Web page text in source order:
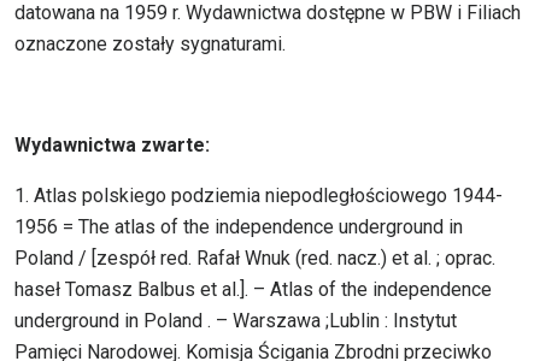
datowana na 1959 r. Wydawnictwa dostępne w PBW i Filiach
oznaczone zostały sygnaturami.
Wydawnictwa zwarte:
1. Atlas polskiego podziemia niepodległościowego 1944-
1956 = The atlas of the independence underground in
Poland / [zespół red. Rafał Wnuk (red. nacz.) et al. ; oprac.
haseł Tomasz Balbus et al.]. – Atlas of the independence
underground in Poland . – Warszawa ;Lublin : Instytut
Pamięci Narodowej. Komisja Ścigania Zbrodni przeciwko